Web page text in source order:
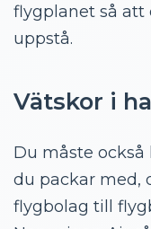
flygplanet så att
uppstå.
Vätskor i
Du måste
du packar med,
flygbolag till